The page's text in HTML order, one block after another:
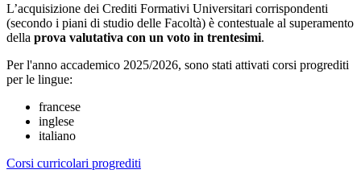
L’acquisizione dei Crediti Formativi Universitari corrispondenti
(secondo i piani di studio delle Facoltà) è contestuale al superamento
della prova valutativa con un voto in trentesimi.
Per l'anno accademico 2025/2026, sono stati attivati corsi progrediti
per le lingue:
francese
inglese
italiano
Corsi curricolari progrediti